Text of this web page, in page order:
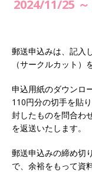
2024/11/25
郵送申込みは、記入
（サークルカット）
申込用紙のダウンロ
110円分の切手を貼
封したものを問合わ
を返送いたします。
郵送申込みの締め切
で、余裕をもって資